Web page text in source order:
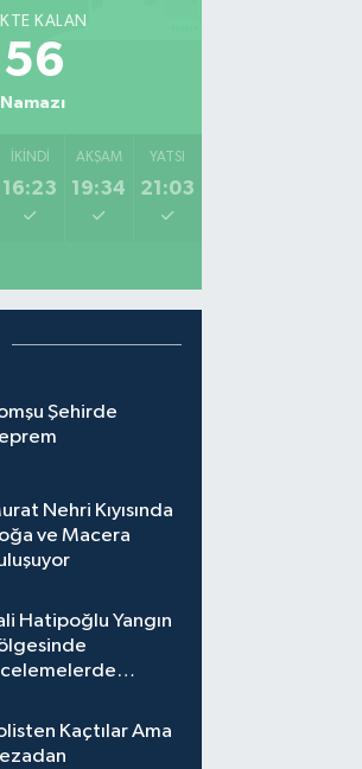
KALAN
İKINDI
16:23
AKŞAM
19:34
YATSI
21:03
Şehirde
Nehri Kıyısında
ve Macera
Hatipoğlu Yangın
Kaçtılar Ama